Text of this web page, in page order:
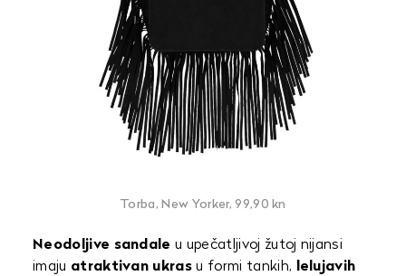
Torba, New Yorker, 99,90 kn
Neodoljive sandale u upečatljivoj žutoj nijansi
imaju atraktivan ukras u formi tankih, lelujavih